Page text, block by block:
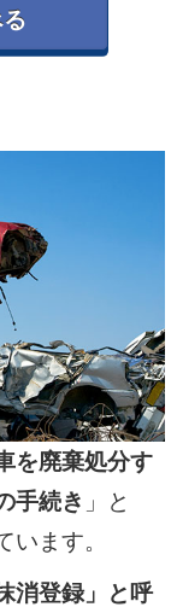
でも、輸
になるこ
へ査定依
よう
定を利用
格が上が
に利用で
を廃棄処分す
手続き 」と
います。
消登録」と呼